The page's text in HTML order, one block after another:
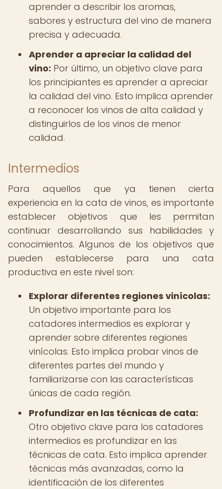
aprender a describir los aromas,
sabores y estructura del vino de manera
precisa y adecuada.
Aprender a apreciar la calidad del
vino: Por último, un objetivo clave para
los principiantes es aprender a apreciar
la calidad del vino. Esto implica aprender
a reconocer los vinos de alta calidad y
distinguirlos de los vinos de menor
calidad.
Intermedios
Para aquellos que ya tienen cierta
experiencia en la cata de vinos, es importante
establecer objetivos que les permitan
continuar desarrollando sus habilidades y
conocimientos. Algunos de los objetivos que
pueden establecerse para una cata
productiva en este nivel son:
Explorar diferentes regiones vinícolas:
Un objetivo importante para los
catadores intermedios es explorar y
aprender sobre diferentes regiones
vinícolas. Esto implica probar vinos de
diferentes partes del mundo y
familiarizarse con las características
únicas de cada región.
Profundizar en las técnicas de cata:
Otro objetivo clave para los catadores
intermedios es profundizar en las
técnicas de cata. Esto implica aprender
técnicas más avanzadas, como la
identificación de los diferentes